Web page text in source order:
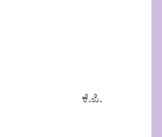
ಕೆ.ಪಿ.